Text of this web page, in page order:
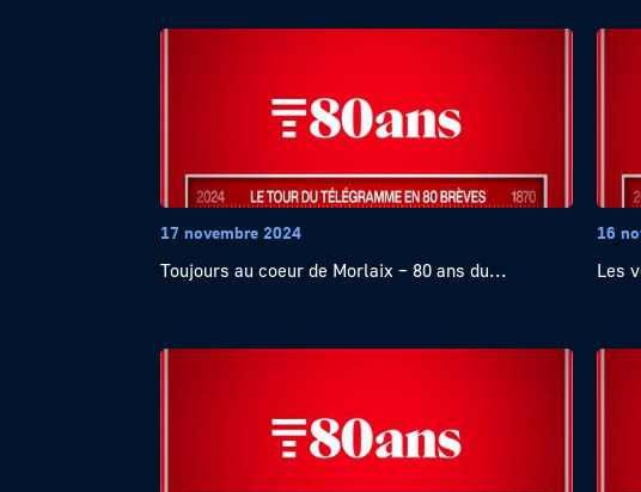
17 novembre 2024
Toujours au coeur de Morlaix – 80 ans du...
16
Les